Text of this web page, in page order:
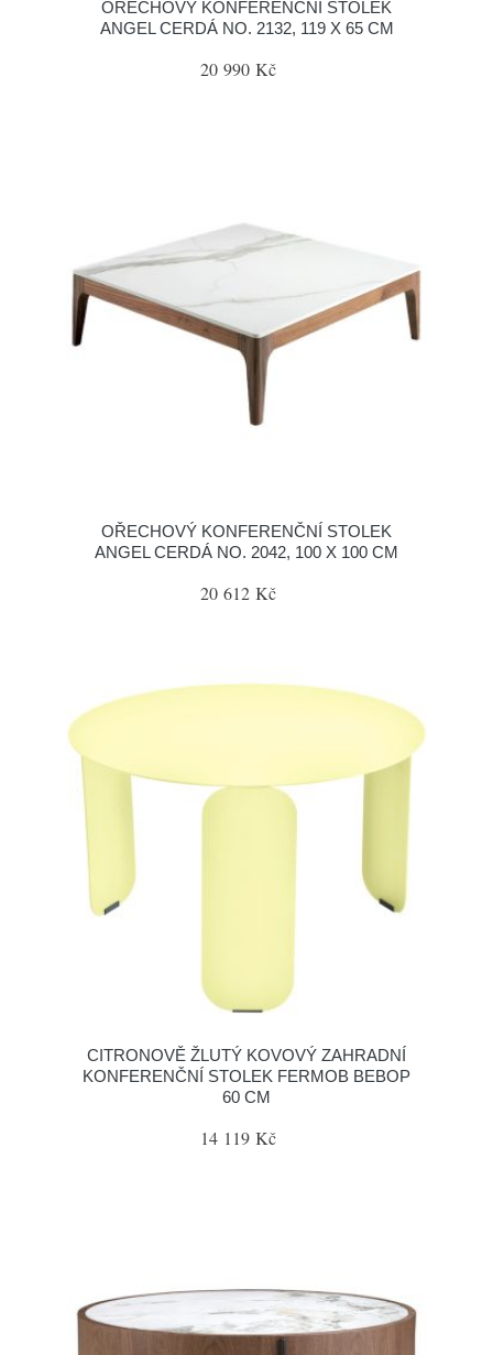
OŘECHOVÝ KONFERENČNÍ STOLEK
ANGEL CERDÁ NO. 2132, 119 X 65 CM
20 990 Kč
OŘECHOVÝ KONFERENČNÍ STOLEK
ANGEL CERDÁ NO. 2042, 100 X 100 CM
20 612 Kč
CITRONOVĚ ŽLUTÝ KOVOVÝ ZAHRADNÍ
KONFERENČNÍ STOLEK FERMOB BEBOP
60 CM
14 119 Kč